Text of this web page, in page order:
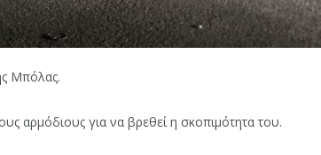
Μπόλας.
αρμόδιους για να βρεθεί η σκοπιμότητα του.